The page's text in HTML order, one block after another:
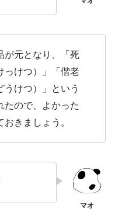
が元となり、「死
っけつ）」「偕老
うけつ）」という
たので、よかった
きましょう。